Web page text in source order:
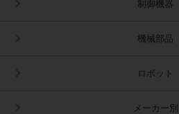
制御機器
機械部品
ロボット
メーカー別